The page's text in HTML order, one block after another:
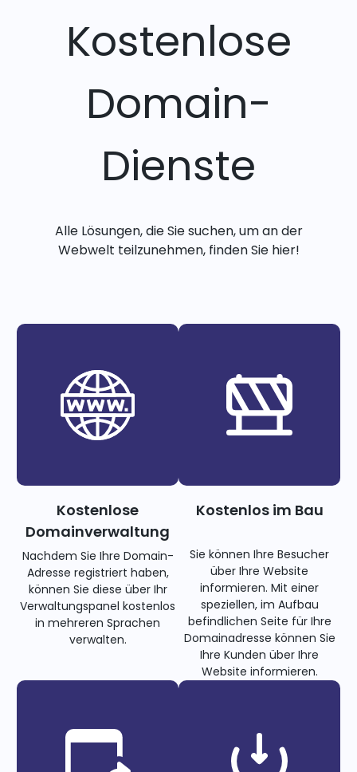
Kostenlose
Domain-
Dienste
Alle Lösungen, die Sie suchen, um an der
Webwelt teilzunehmen, finden Sie hier!
Kostenlose
Domainverwaltung
Nachdem Sie Ihre Domain-
Adresse registriert haben,
können Sie diese über Ihr
Verwaltungspanel kostenlos
in mehreren Sprachen
verwalten.
Kostenlos im Bau
Sie können Ihre Besucher
über Ihre Website
informieren. Mit einer
speziellen, im Aufbau
befindlichen Seite für Ihre
Domainadresse können Sie
Ihre Kunden über Ihre
Website informieren.